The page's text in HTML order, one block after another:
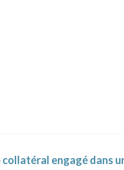
collatéral engagé dans